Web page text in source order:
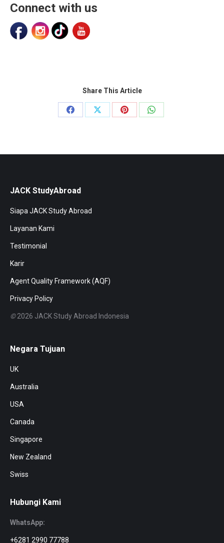
Connect with us
Share This Article
Share
Share
Share
Share
JACK StudyAbroad
Siapa JACK Study Abroad
Layanan Kami
Testimonial
Karir
Agent Quality Framework (AQF)
Privacy Policy
©2026 JACK Study Abroad Indonesia
Negara Tujuan
UK
Australia
USA
Canada
Singapore
New Zealand
Swiss
Hubungi Kami
WhatsApp:
+6281 2990 77788